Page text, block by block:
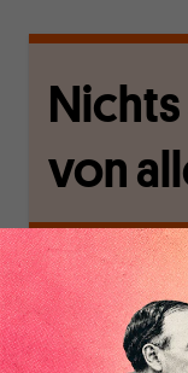
von
Nur für
MAKROSKOP
Themen aus einer